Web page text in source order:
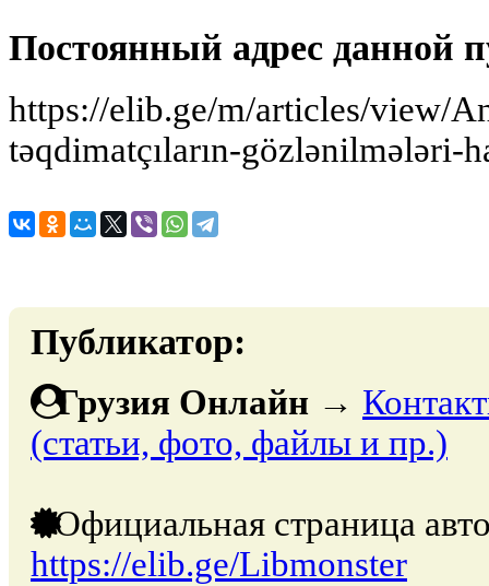
Постоянный адрес данной
https://elib.ge/m/articles/view/
təqdimatçıların-gözlənilmələri-
Публикатор:
Грузия Онлайн →
(статьи, фото, файлы и пр.)
Официальная страница
https://elib.ge/Libmonster